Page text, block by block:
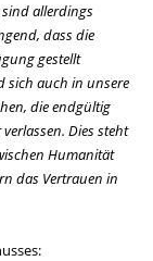
allerdings
dass die
gestellt
sich auch in unsere
die endgültig
Dies steht
Humanität
das Vertrauen in